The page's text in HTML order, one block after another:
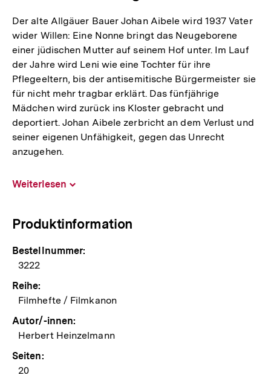
Der alte Allgäuer Bauer Johan Aibele wird 1937 Vater
wider Willen: Eine Nonne bringt das Neugeborene
einer jüdischen Mutter auf seinem Hof unter. Im Lauf
der Jahre wird Leni wie eine Tochter für ihre
Pflegeeltern, bis der antisemitische Bürgermeister sie
für nicht mehr tragbar erklärt. Das fünfjährige
Mädchen wird zurück ins Kloster gebracht und
deportiert. Johan Aibele zerbricht an dem Verlust und
seiner eigenen Unfähigkeit, gegen das Unrecht
anzugehen.
Weiterlesen
Produktinformation
Bestellnummer:
3222
Reihe:
Filmhefte / Filmkanon
Autor/-innen:
Herbert Heinzelmann
Seiten:
20